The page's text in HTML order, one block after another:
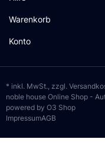
Warenkorb
Konto
* inkl. MwSt., zzgl.
noble house Online Shop -
powered by O3 Shop
ImpressumAGB